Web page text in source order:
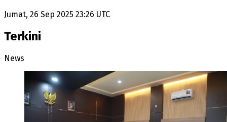
Jumat, 26 Sep 2025 23:26 UTC
Terkini
News